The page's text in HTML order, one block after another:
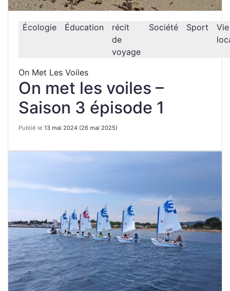
Écologie Éducation
récit
de
voyage
Société Sport
Vie
On Met Les Voiles
On met les voiles –
Saison 3 épisode 1
Publié le 13 mai 2024 (26 mai 2025)